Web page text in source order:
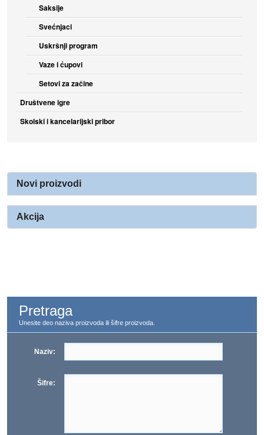
Saksije
Svećnjaci
Uskršnji program
Vaze i ćupovi
Setovi za začine
Društvene igre
Skolski i kancelarijski pribor
Novi proizvodi
Akcija
Pretraga
Unesite deo naziva proizvoda ili šifre proizvoda.
Naziv:
Šifre: